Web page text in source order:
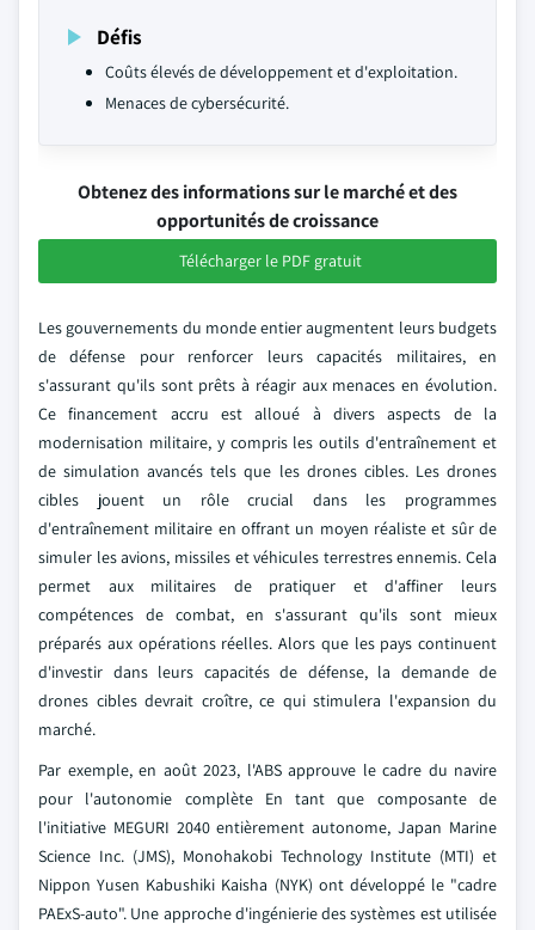
Défis
Coûts élevés de développement et d'exploitation.
Menaces de cybersécurité.
Obtenez des informations sur le marché et des
opportunités de croissance
Télécharger le PDF gratuit
Les gouvernements du monde entier augmentent leurs budgets
de défense pour renforcer leurs capacités militaires, en
s'assurant qu'ils sont prêts à réagir aux menaces en évolution.
Ce financement accru est alloué à divers aspects de la
modernisation militaire, y compris les outils d'entraînement et
de simulation avancés tels que les drones cibles. Les drones
cibles jouent un rôle crucial dans les programmes
d'entraînement militaire en offrant un moyen réaliste et sûr de
simuler les avions, missiles et véhicules terrestres ennemis. Cela
permet aux militaires de pratiquer et d'affiner leurs
compétences de combat, en s'assurant qu'ils sont mieux
préparés aux opérations réelles. Alors que les pays continuent
d'investir dans leurs capacités de défense, la demande de
drones cibles devrait croître, ce qui stimulera l'expansion du
marché.
Par exemple, en août 2023, l'ABS approuve le cadre du navire
pour l'autonomie complète En tant que composante de
l'initiative MEGURI 2040 entièrement autonome, Japan Marine
Science Inc. (JMS), Monohakobi Technology Institute (MTI) et
Nippon Yusen Kabushiki Kaisha (NYK) ont développé le "cadre
PAExS-auto". Une approche d'ingénierie des systèmes est utilisée